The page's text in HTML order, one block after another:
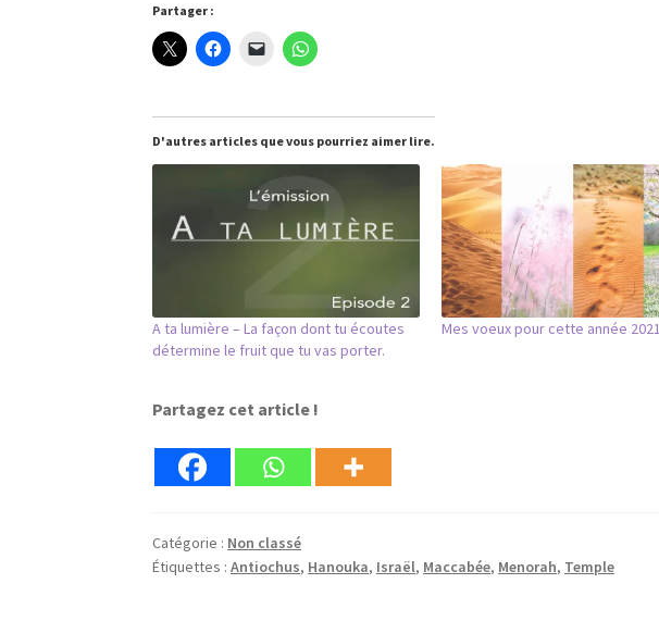
Partager :
D'autres articles que vous pourriez aimer lire.
A ta lumière – La façon dont tu écoutes
détermine le fruit que tu vas porter.
Mes voeux pour cette année 2021
Partagez cet article !
Catégorie : Non classé
Étiquettes :Antiochus, Hanouka, Israël, Maccabée, Menorah, Temple